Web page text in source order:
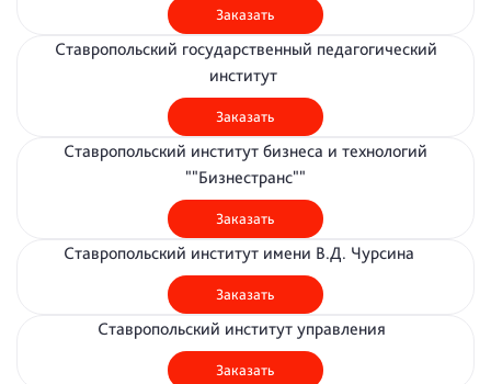
Заказать
Ставропольский государственный педагогический
институт
Заказать
Ставропольский институт бизнеса и технологий
""Бизнестранс""
Заказать
Ставропольский институт имени В.Д. Чурсина
Заказать
Ставропольский институт управления
Заказать